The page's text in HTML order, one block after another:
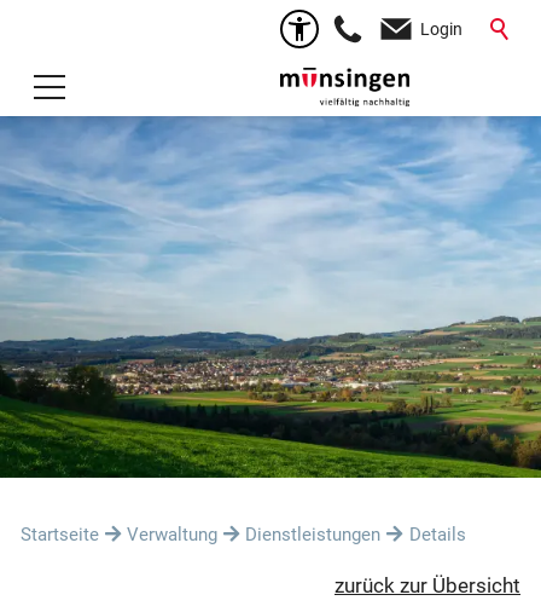
Login
Startseite Verwaltung Dienstleistungen Details
zurück zur Übersicht